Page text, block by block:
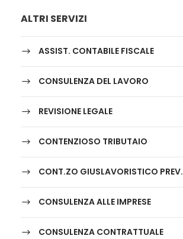
ALTRI SERVIZI
ASSIST. CONTABILE FISCALE
CONSULENZA DEL LAVORO
REVISIONE LEGALE
CONTENZIOSO TRIBUTAIO
CONT.ZO GIUSLAVORISTICO PREV.
CONSULENZA ALLE IMPRESE
CONSULENZA CONTRATTUALE